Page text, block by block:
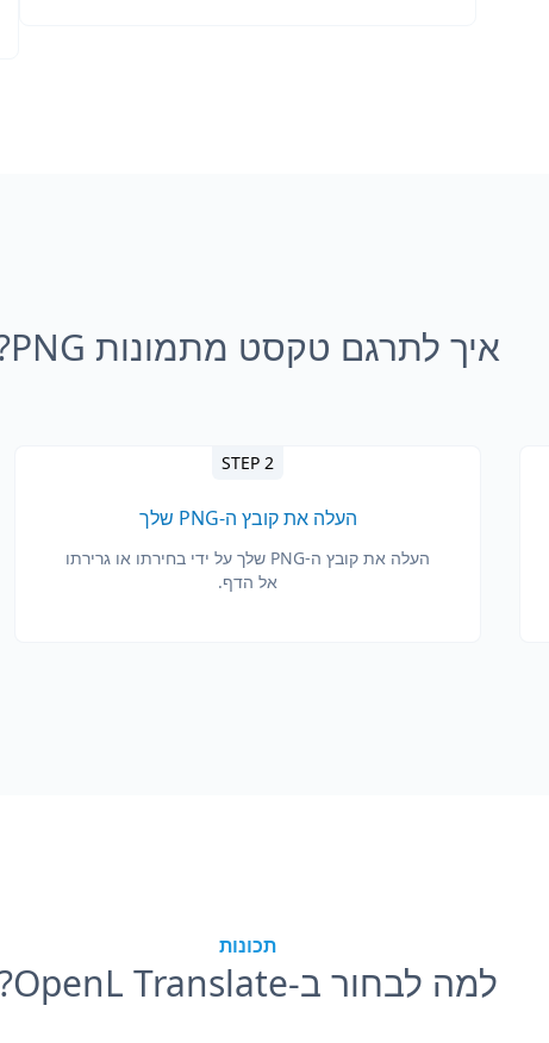
איך לתרגם טקסט מתמונות PNG?
STEP 2
העלה את קובץ ה-PNG שלך
העלה את קובץ ה-PNG שלך על ידי בחירתו או גרירתו
אל הדף.
תכונות
למה לבחור ב-OpenL Translate?